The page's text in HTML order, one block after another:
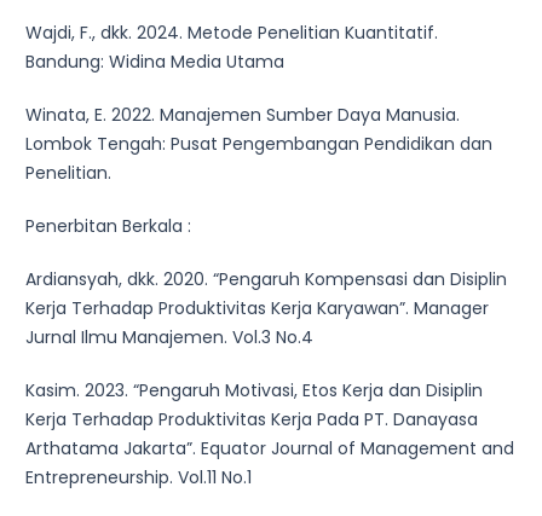
Wajdi, F., dkk. 2024. Metode Penelitian Kuantitatif.
Bandung: Widina Media Utama
Winata, E. 2022. Manajemen Sumber Daya Manusia.
Lombok Tengah: Pusat Pengembangan Pendidikan dan
Penelitian.
Penerbitan Berkala :
Ardiansyah, dkk. 2020. “Pengaruh Kompensasi dan Disiplin
Kerja Terhadap Produktivitas Kerja Karyawan”. Manager
Jurnal Ilmu Manajemen. Vol.3 No.4
Kasim. 2023. “Pengaruh Motivasi, Etos Kerja dan Disiplin
Kerja Terhadap Produktivitas Kerja Pada PT. Danayasa
Arthatama Jakarta”. Equator Journal of Management and
Entrepreneurship. Vol.11 No.1